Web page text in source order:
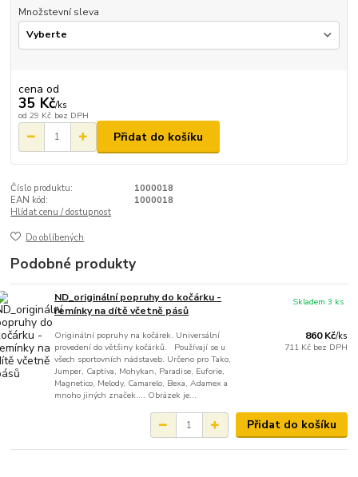
Množstevní sleva
cena od
35 Kč/ks
od 29 Kč bez DPH
Přidat do košíku
Číslo produktu:
1000018
EAN kód:
1000018
Hlídat cenu / dostupnost
Do oblíbených
Podobné produkty
ND_originální popruhy do kočárku -
řemínky na dítě včetně pásů
Originální popruhy na kočárek. Universální
provedení do většiny kočárků. Používají se u
všech sportovních nádstaveb. Určeno pro Tako,
Jumper, Captiva, Mohykan, Paradise, Euforie,
Magnetico, Melody, Camarelo, Bexa, Adamex a
mnoho jiných značek.... Obrázek je...
860 Kč/ks
711 Kč bez DPH
Skladem 3 ks
Přidat do košíku